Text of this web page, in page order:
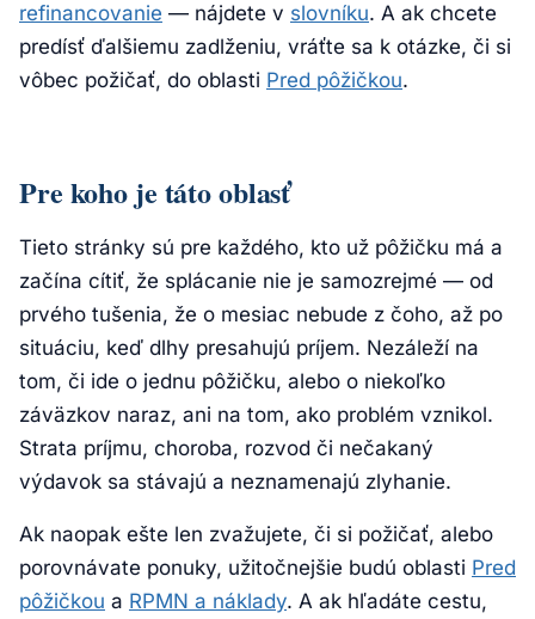
refinancovanie — nájdete v slovníku. A ak chcete
predísť ďalšiemu zadlženiu, vráťte sa k otázke, či si
vôbec požičať, do oblasti Pred pôžičkou.
Pre koho je táto oblasť
Tieto stránky sú pre každého, kto už pôžičku má a
začína cítiť, že splácanie nie je samozrejmé — od
prvého tušenia, že o mesiac nebude z čoho, až po
situáciu, keď dlhy presahujú príjem. Nezáleží na
tom, či ide o jednu pôžičku, alebo o niekoľko
záväzkov naraz, ani na tom, ako problém vznikol.
Strata príjmu, choroba, rozvod či nečakaný
výdavok sa stávajú a neznamenajú zlyhanie.
Ak naopak ešte len zvažujete, či si požičať, alebo
porovnávate ponuky, užitočnejšie budú oblasti Pred
pôžičkou a RPMN a náklady. A ak hľadáte cestu,